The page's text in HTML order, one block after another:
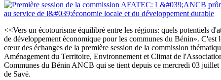
<<Vers un écotourisme équilibré entre les régions: quels potentiels
de développement économique pour les communes du Bénin». C'est
cœur des échanges de la première session de la commission
Aménagement du Territoire, Environnement et Climat de
Communes du Bénin ANCB qui se tient depuis ce mercredi 03 juillet
de Savè.